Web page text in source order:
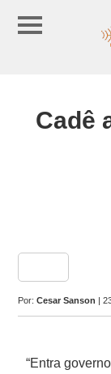
Cadê
Por:Cesar Sanson |
“Entra